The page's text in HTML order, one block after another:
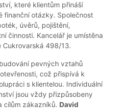
které klientům přináší
finanční otázky. Společnost
úvěrů, pojištění,
činnosti. Kancelář je umístěna
Cukrovarská 498/13.
pevných vztahů
což přispívá k
s klientelou. Individuální
jsou vždy přizpůsobeny
cílům zákazníků. David